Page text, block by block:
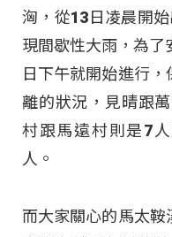
洶，從13日凌晨開
現間歇性大雨，為了
日下午就開始進行
離的狀況，見晴跟
村跟馬遠村則是7
人。
而大家關心的馬太